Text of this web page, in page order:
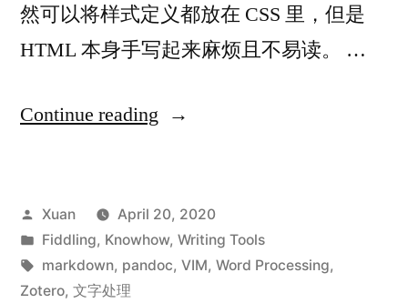
然可以将样式定义都放在 CSS 里，但是
HTML 本身手写起来麻烦且不易读。 …
Continue reading “用
markdown
格
Posted
by
Xuan
April 20, 2020
Posted
in
Fiddling, Knowhow, Writing Tools
Tags:
markdown, pandoc, VIM, Word Processing,
Zotero, 文字处理